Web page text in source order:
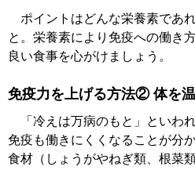
ポイントはどんな栄養素であ
と。栄養素により免疫への働き
良い食事を心がけましょう。
免疫力を上げる方法② 体を
「冷えは万病のもと」といわ
免疫も働きにくくなることが分
食材（しょうがやねぎ類、根菜